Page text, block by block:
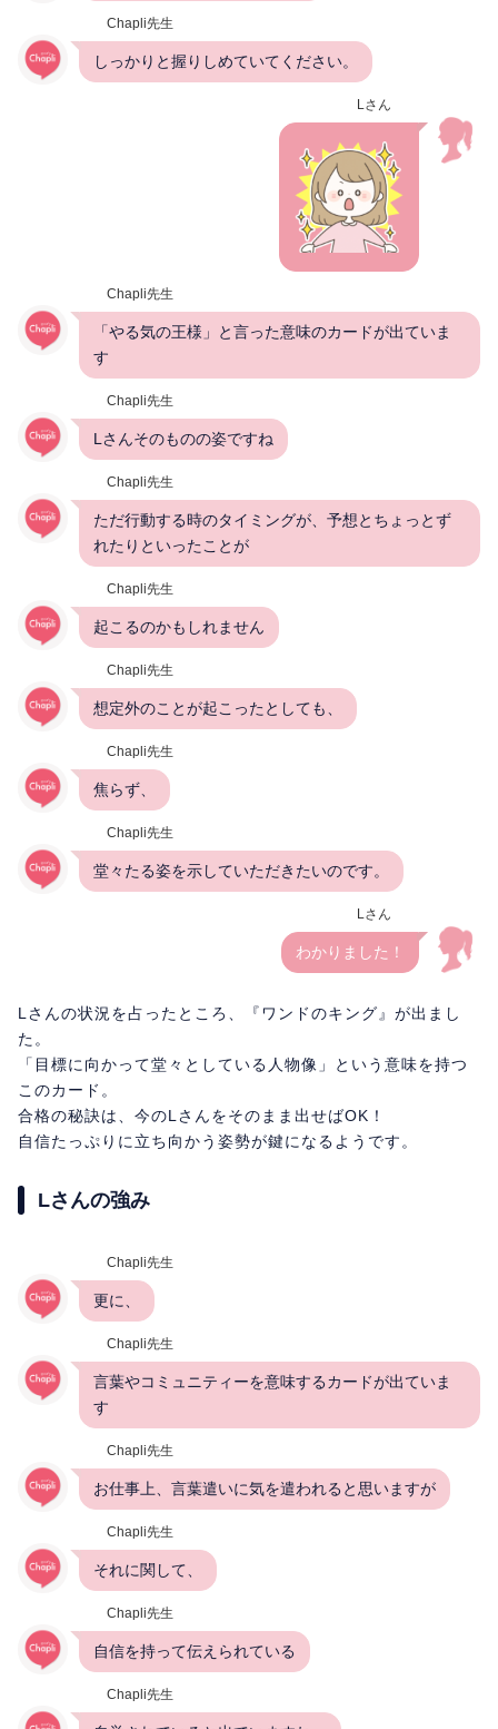
Chapli先生
しっかりと握りしめていてください。
Lさん
Chapli先生
「やる気の王様」と言った意味のカードが出ていま
す
Chapli先生
Lさんそのものの姿ですね
Chapli先生
ただ行動する時のタイミングが、予想とちょっとず
れたりといったことが
Chapli先生
起こるのかもしれません
Chapli先生
想定外のことが起こったとしても、
Chapli先生
焦らず、
Chapli先生
堂々たる姿を示していただきたいのです。
Lさん
わかりました！
Lさんの状況を占ったところ、『ワンドのキング』が出まし
た。
「目標に向かって堂々としている人物像」という意味を持つ
このカード。
合格の秘訣は、今のLさんをそのまま出せばOK！
自信たっぷりに立ち向かう姿勢が鍵になるようです。
Lさんの強み
Chapli先生
更に、
Chapli先生
言葉やコミュニティーを意味するカードが出ていま
す
Chapli先生
お仕事上、言葉遣いに気を遣われると思いますが
Chapli先生
それに関して、
Chapli先生
自信を持って伝えられている
Chapli先生